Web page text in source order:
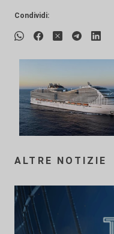
Condividi:
ALTRE NOTIZIE